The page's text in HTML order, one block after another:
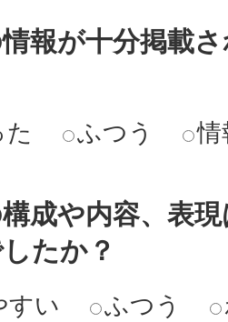
報が十分掲載
ふつう 情
成や内容、表
たか？
すい ふつう